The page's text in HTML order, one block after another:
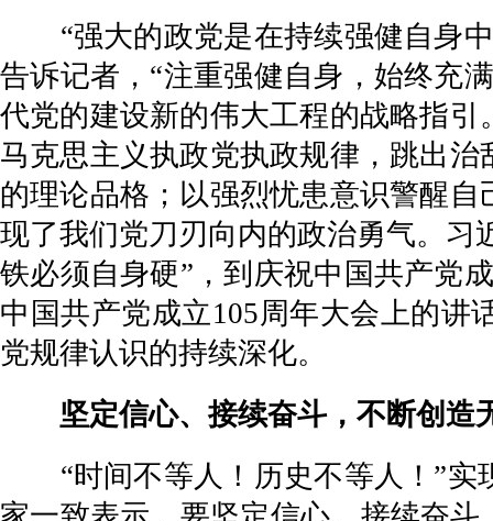
“强大的政党是在持续强健自身中
告诉记者，“注重强健自身，始终充
代党的建设新的伟大工程的战略指
马克思主义执政党执政规律，跳出
的理论品格；以强烈忧患意识警醒
现了我们党刀刃向内的政治勇气。习
铁必须自身硬”，到庆祝中国共产党
中国共产党成立105周年大会上的讲
党规律认识的持续深化。
坚定信心、接续奋斗，不断创造
“时间不等人！历史不等人！”实